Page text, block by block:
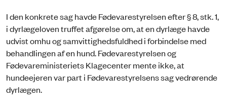
I den konkrete sag havde Fødevarestyrelsen efter § 8, stk. 1,
i dyrlægeloven truffet afgørelse om, at en dyrlæge havde
udvist omhu og samvittighedsfuldhed i forbindelse med
behandlingen af en hund. Fødevarestyrelsen og
Fødevareministeriets Klagecenter mente ikke, at
hundeejeren var part i Fødevarestyrelsens sag vedrørende
dyrlægen.